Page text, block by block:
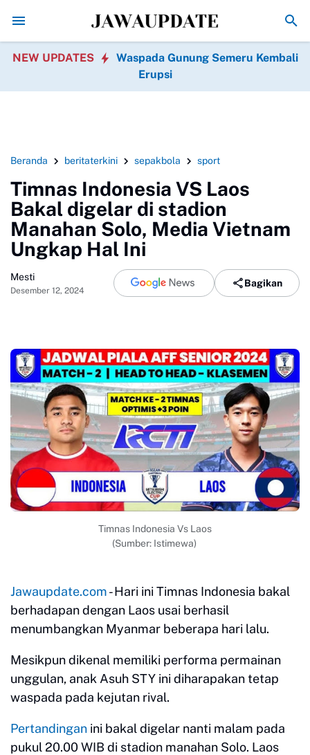
Fotografer Ponorogo Diduga Rekam MUA di
NEW UPDATES
Waspada Gunung Semeru Kembali
Erupsi
Beranda beritaterkini sepakbola sport
Timnas Indonesia VS Laos
Bakal digelar di stadion
Manahan Solo, Media Vietnam
Ungkap Hal Ini
Mesti
Desember 12, 2024
Bagikan
Timnas Indonesia Vs Laos
(Sumber: Istimewa)
Jawaupdate.com- Hari ini Timnas Indonesia bakal
berhadapan dengan Laos usai berhasil
menumbangkan Myanmar beberapa hari lalu.
Mesikpun dikenal memiliki performa permainan
unggulan, anak Asuh STY ini diharapakan tetap
waspada pada kejutan rival.
Pertandingan ini bakal digelar nanti malam pada
pukul 20.00 WIB di stadion manahan Solo. Laos